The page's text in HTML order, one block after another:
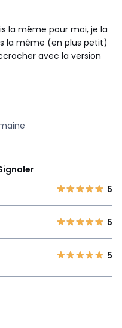
la même pour moi, je la
la même (en plus petit)
avec la version
5
5
5